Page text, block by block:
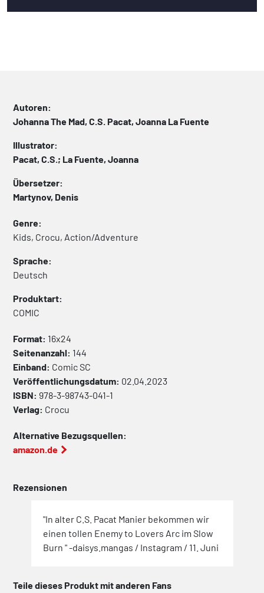
Autoren:
Johanna The Mad, C.S. Pacat, Joanna La Fuente
Illustrator:
Pacat, C.S.; La Fuente, Joanna
Übersetzer:
Martynov, Denis
Genre:
Kids, Crocu, Action/Adventure
Sprache:
Deutsch
Produktart:
COMIC
Format: 16x24
Seitenanzahl: 144
Einband: ComicSC
Veröffentlichungsdatum: 02.04.2023
ISBN: 978-3-98743-041-1
Verlag: Crocu
Alternative Bezugsquellen:
amazon.de
Rezensionen
"In alter C.S. Pacat Manier bekommen wir
einen tollen Enemy to Lovers Arc im Slow
Burn " -daisys.mangas / Instagram / 11. Juni
Teile dieses Produkt mit anderen Fans